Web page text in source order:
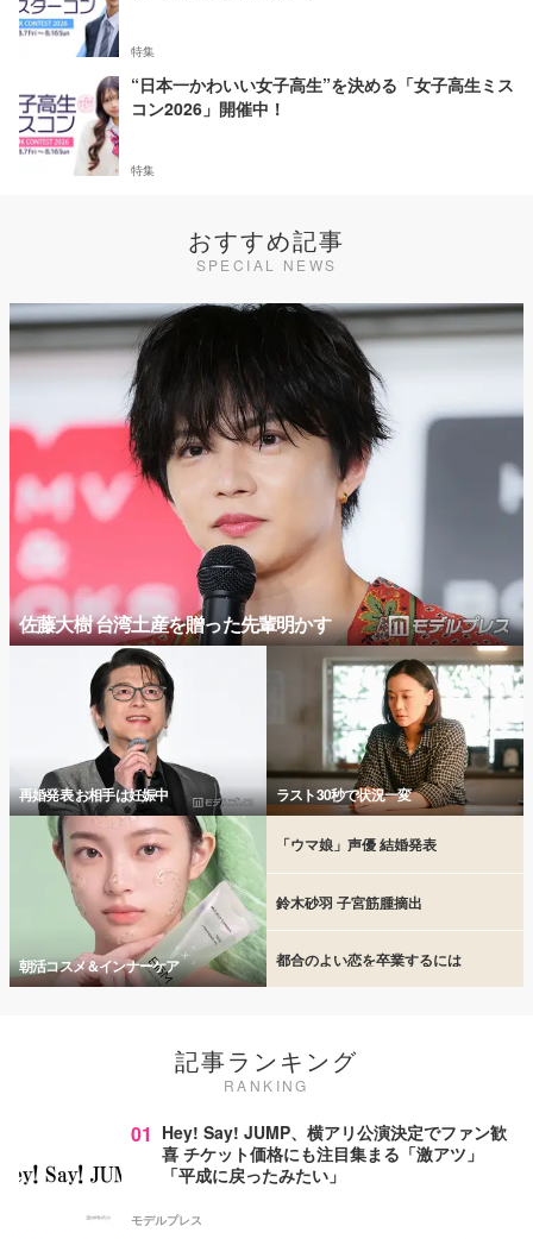
特集
“日本一かわいい女子高生”を決める「女子高生ミス
コン2026」開催中！
特集
おすすめ記事
SPECIAL NEWS
佐藤大樹 台湾土産を贈った先輩明かす
再婚発表 お相手は妊娠中 ラスト30秒で状況一変
朝活コスメ＆インナーケア
「ウマ娘」声優 結婚発表
鈴木砂羽 子宮筋腫摘出
都合のよい恋を卒業するには
記事ランキング
RANKING
01 Hey! Say! JUMP、横アリ公演決定でファン歓
喜 チケット価格にも注目集まる「激アツ」
「平成に戻ったみたい」
モデルプレス